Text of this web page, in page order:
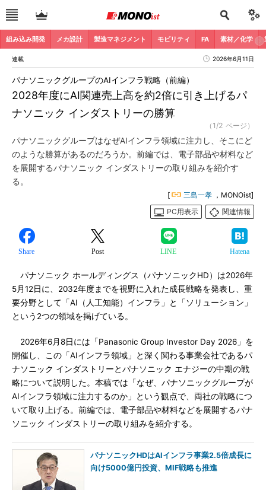
組み込み開発 メカ設計 製造マネジメント モビリティ FA 素材／化学
連載 2026年6月11日
2028年度にAI関連売上高を約2倍に引き上げるパ
ナソニック インダストリーの勝算
パナソニックグループのAIインフラ戦略（前編）
（1/2 ページ）
パナソニックグループはなぜAIインフラ領域に注力し、そこにど
のような勝算があるのだろうか。前編では、電子部品や材料など
を展開するパナソニック インダストリーの取り組みを紹介す
る。
[ 三島一孝 ，MONOist]
PC用表示
関連情報
Share Post LINE Hatena
パナソニック ホールディングス（パナソニックHD）は2026年
5月12日に、2032年度までを視野に入れた成長戦略を発表し、重
要分野として「AI（人工知能）インフラ」と「ソリューション」
という2つの領域を掲げている。
2026年6月8日には「Panasonic Group Investor Day 2026」を
開催し、この「AIインフラ領域」と深く関わる事業会社であるパ
ナソニック インダストリーとパナソニック エナジーの中期の戦
略について説明した。本稿では「なぜ、パナソニックグループが
AIインフラ領域に注力するのか」という観点で、両社の戦略につ
いて取り上げる。前編では、電子部品や材料などを展開するパナ
ソニック インダストリーの取り組みを紹介する。
パナソニックHDはAIインフラ事業2.5倍成長に
向け5000億円投資、MIF戦略も推進